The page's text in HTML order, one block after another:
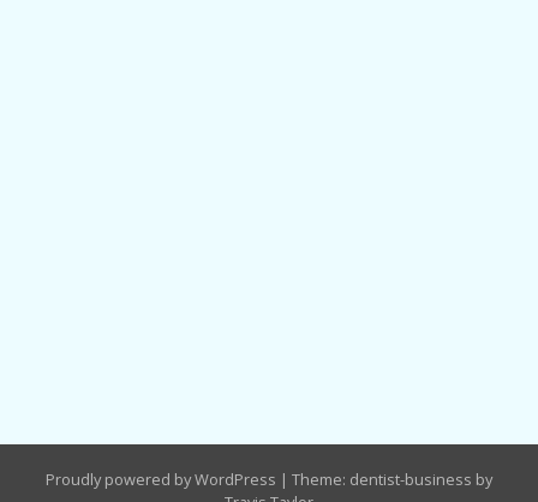
Proudly powered by WordPress | Theme: dentist-business by